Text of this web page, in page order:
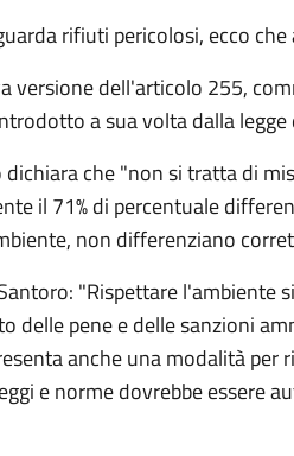
rifiuti pericolosi, ecco
versione dell'articolo 255,
a sua volta dalla
dichiara che "non si tratta di
il 71% di percentuale
non differenziano
"Rispettare l'ambiente
delle pene e delle sanzioni
anche una modalità per
e norme dovrebbe essere